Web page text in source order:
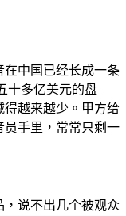
在中国已经长成一条
十多亿美元的盘
越来越少。甲方给
员手里，常常只剩一
说不出几个被观众